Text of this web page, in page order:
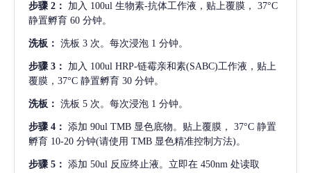
步骤 2： 加入 100ul 生物素-抗体工作液，贴上覆膜， 37°C
静置孵育 60 分钟。
洗板： 洗板 3 次。每次浸泡 1 分钟。
步骤 3： 加入 100ul HRP-链霉亲和素(SABC)工作液，贴上
覆膜，37°C 静置孵育 30 分钟。
洗板： 洗板 5 次。每次浸泡 1 分钟。
步骤 4： 添加 90ul TMB 显色底物。贴上覆膜， 37°C 静置
孵育 10-20 分钟(请使用 TMB 显色精准控制方法)。
步骤 5： 添加 50ul 反应终止液。立即在 450nm 处读取